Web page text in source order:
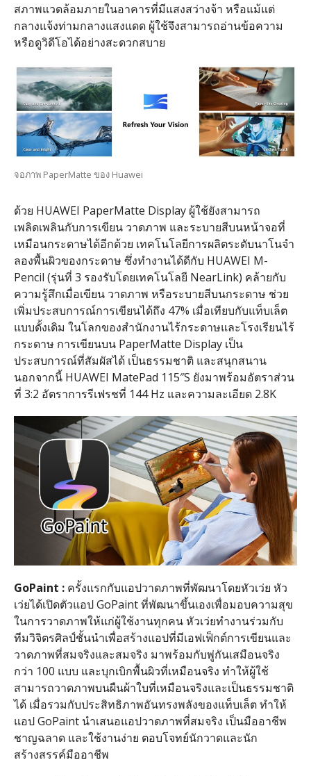
สภาพแวดล้อมภายในอาคารที่มีแสงสว่างจ้า หรือแม้แต่
กลางแจ้งท่ามกลางแสงแดด ผู้ใช้จึงสามารถอ่านข้อความ
หรือดูวิดีโอได้อย่างสะดวกสบาย
จอภาพ PaperMatte ของ Huawei
ด้วย HUAWEI PaperMatte Display ผู้ใช้ยังสามารถ
เพลิดเพลินกับการเขียน วาดภาพ และระบายสีบนหน้าจอที่
เหมือนกระดาษได้อีกด้วย เทคโนโลยีการผลิตระดับนาโนจํา
ลองพื้นผิวของกระดาษ ซึ่งทํางานได้ดีกับ HUAWEI M-
Pencil (รุ่นที่ 3 รองรับโดยเทคโนโลยี NearLink) คล้ายกับ
ความรู้สึกเมื่อเขียน วาดภาพ หรือระบายสีบนกระดาษ ช่วย
เพิ่มประสบการณ์การเขียนได้ถึง 47% เมื่อเทียบกับแท็บเล็ต
แบบดั้งเดิม ในโลกของสํานักงานไร้กระดาษและโรงเรียนไร้
กระดาษ การเขียนบนPaperMatte Display เป็น
ประสบการณ์ที่สัมผัสได้ เป็นธรรมชาติ และสนุกสนาน
นอกจากนี้HUAWEI MatePad 115″S ยังมาพร้อมอัตราส่วน
ที่ 3:2 อัตราการรีเฟรชที่ 144 Hz และความละเอียด2.8K
GoPaint : ครั้งแรกกับแอปวาดภาพที่พัฒนาโดยหัวเว่ย หัว
เว่ยได้เปิดตัวแอปGoPaintที่พัฒนาขึ้นเองเพื่อมอบความสุข
ในการวาดภาพให้แก่ผู้ใช้งานทุกคน หัวเว่ยทํางานร่วมกับ
ทีมวิจิตรศิลป์ชั้นนําเพื่อสร้างแอปที่มีเอฟเฟ็กต์การเขียนและ
วาดภาพที่สมจริงและสมจริง มาพร้อมกับพู่กันเสมือนจริง
กว่า 100 แบบ และบุกเบิกพื้นผิวที่เหมือนจริง ทําให้ผู้ใช้
สามารถวาดภาพบนผืนผ้าใบที่เหมือนจริงและเป็นธรรมชาติ
ได้ เมื่อรวมกับประสิทธิภาพอันทรงพลังของแท็บเล็ต ทําให้
แอปGoPaint นําเสนอแอปวาดภาพที่สมจริง เป็นมืออาชีพ
ชาญฉลาด และใช้งานง่าย ตอบโจทย์นักวาดและนัก
สร้างสรรค์มืออาชีพ